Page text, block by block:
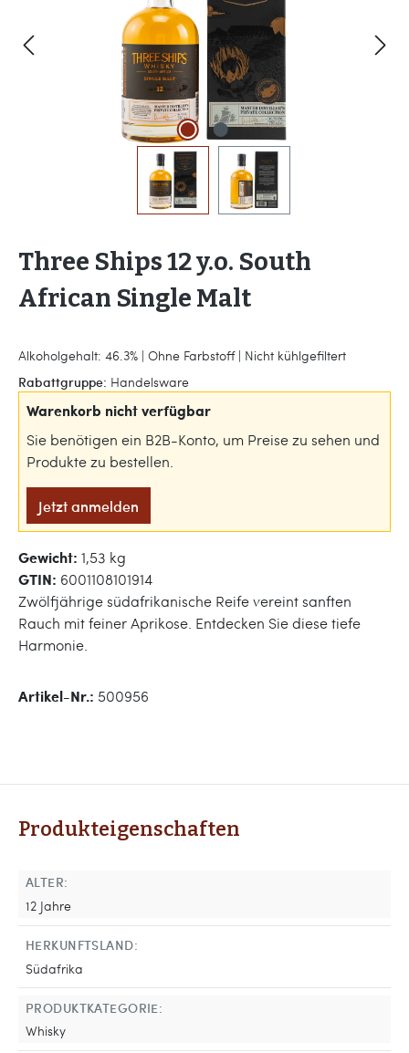
Three Ships 12 y.o. South
African Single Malt
Alkoholgehalt: 46.3% | Ohne Farbstoff | Nicht kühlgefiltert
Rabattgruppe: Handelsware
Warenkorb nicht verfügbar
Sie benötigen ein B2B-Konto, um Preise zu sehen und
Produkte zu bestellen.
Jetzt anmelden
Gewicht: 1,53 kg
GTIN: 6001108101914
Zwölfjährige südafrikanische Reife vereint sanften
Rauch mit feiner Aprikose. Entdecken Sie diese tiefe
Harmonie.
Artikel-Nr.: 500956
Produkteigenschaften
ALTER:
12 Jahre
HERKUNFTSLAND:
Südafrika
PRODUKTKATEGORIE:
Whisky